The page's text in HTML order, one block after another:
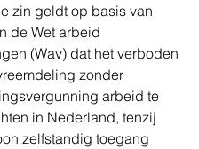
zin geldt op basis van
de Wet arbeid
(Wav) dat het verboden
zonder
arbeid te
in Nederland, tenzij
zelfstandig toegang